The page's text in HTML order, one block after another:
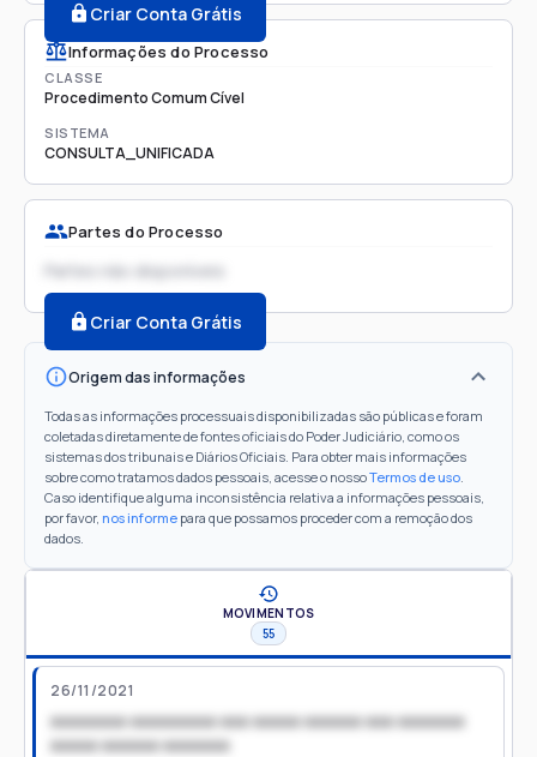
Criar Conta Grátis
Informações do Processo
CLASSE
Procedimento Comum Cível
SISTEMA
CONSULTA_UNIFICADA
Partes do Processo
Partes não disponíveis
Criar Conta Grátis
Origem das informações
Todas as informações processuais disponibilizadas são públicas e foram
coletadas diretamente de fontes oficiais do Poder Judiciário, como os
sistemas dos tribunais e Diários Oficiais. Para obter mais informações
sobre como tratamos dados pessoais, acesse o nossoTermos de uso.
Caso identifique alguma inconsistência relativa a informações pessoais,
por favor, nos informe para que possamos proceder com a remoção dos
dados.
MOVIMENTOS
55
26/11/2021
xxxxxxxx xxxxxxxxx xxx xxxxx xxxxxx xxx xxxxxxx
xxxxx xxxxxx xxxxxxx